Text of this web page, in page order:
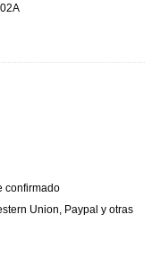
confirmado
Union, Paypal y otras